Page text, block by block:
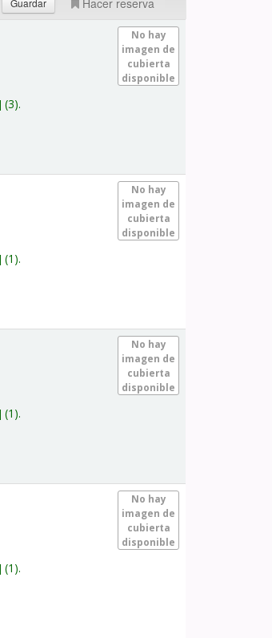
No hay
imagen de
cubierta
disponible
(3).
No hay
imagen de
cubierta
disponible
(1).
No hay
imagen de
cubierta
disponible
(1).
No hay
imagen de
cubierta
disponible
(1).